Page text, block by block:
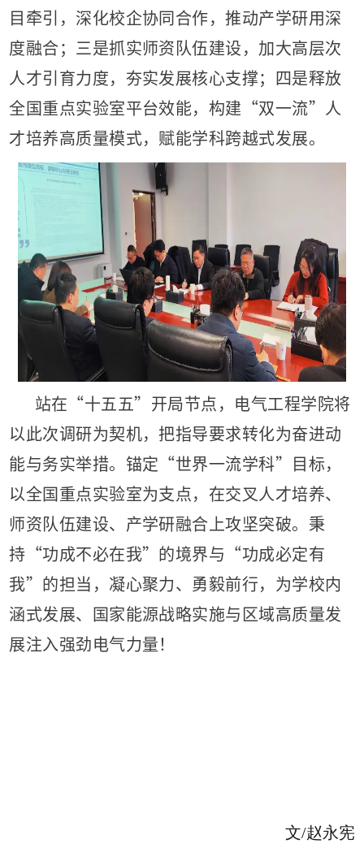
目牵引，深化校企协同合作，推动产学研用深
度融合；三是抓实师资队伍建设，加大高层次
人才引育力度，夯实发展核心支撑；四是释放
全国重点实验室平台效能，构建“双一流”人
才培养高质量模式，赋能学科跨越式发展。
站在“十五五”开局节点，电气工程学院将
以此次调研为契机，把指导要求转化为奋进动
能与务实举措。锚定“世界一流学科”目标，
以全国重点实验室为支点，在交叉人才培养、
师资队伍建设、产学研融合上攻坚突破。秉
持“功成不必在我”的境界与“功成必定有
我”的担当，凝心聚力、勇毅前行，为学校内
涵式发展、国家能源战略实施与区域高质量发
展注入强劲电气力量！
文/赵永宪